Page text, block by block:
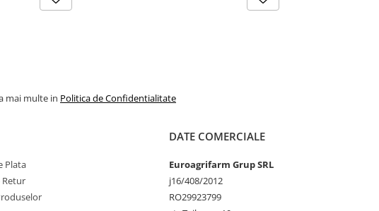
mai multe in Politica de Confidentialitate
Plata
Retur
DATE COMERCIALE
Euroagrifarm Grup SRL
j16/408/2012
RO29923799